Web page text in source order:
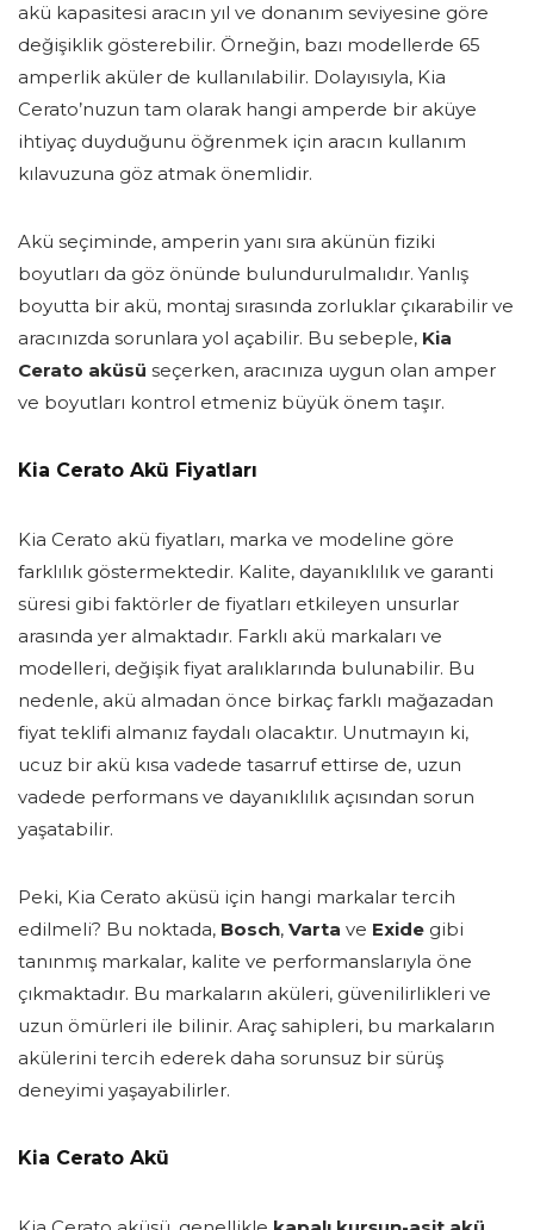
akü kapasitesi aracın yıl ve donanım seviyesine göre
değişiklik gösterebilir. Örneğin, bazı modellerde 65
amperlik aküler de kullanılabilir. Dolayısıyla, Kia
Cerato’nuzun tam olarak hangi amperde bir aküye
ihtiyaç duyduğunu öğrenmek için aracın kullanım
kılavuzuna göz atmak önemlidir.
Akü seçiminde, amperin yanı sıra akünün fiziki
boyutları da göz önünde bulundurulmalıdır. Yanlış
boyutta bir akü, montaj sırasında zorluklar çıkarabilir ve
aracınızda sorunlara yol açabilir. Bu sebeple, Kia
Cerato aküsü seçerken, aracınıza uygun olan amper
ve boyutları kontrol etmeniz büyük önem taşır.
Kia Cerato Akü Fiyatları
Kia Cerato akü fiyatları, marka ve modeline göre
farklılık göstermektedir. Kalite, dayanıklılık ve garanti
süresi gibi faktörler de fiyatları etkileyen unsurlar
arasında yer almaktadır. Farklı akü markaları ve
modelleri, değişik fiyat aralıklarında bulunabilir. Bu
nedenle, akü almadan önce birkaç farklı mağazadan
fiyat teklifi almanız faydalı olacaktır. Unutmayın ki,
ucuz bir akü kısa vadede tasarruf ettirse de, uzun
vadede performans ve dayanıklılık açısından sorun
yaşatabilir.
Peki, Kia Cerato aküsü için hangi markalar tercih
edilmeli? Bu noktada, Bosch, Varta ve Exide gibi
tanınmış markalar, kalite ve performanslarıyla öne
çıkmaktadır. Bu markaların aküleri, güvenilirlikleri ve
uzun ömürleri ile bilinir. Araç sahipleri, bu markaların
akülerini tercih ederek daha sorunsuz bir sürüş
deneyimi yaşayabilirler.
Kia Cerato Akü